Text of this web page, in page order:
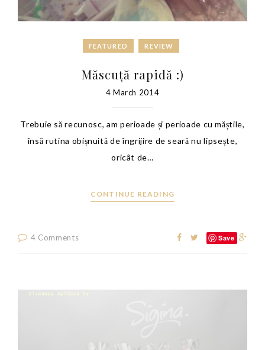
FEATURED REVIEW
Măscuță rapidă :)
4 March 2014
Trebuie să recunosc, am perioade și perioade cu măștile,
însă rutina obișnuită de îngrijire de seară nu lipsește,
oricât de…
CONTINUE READING
4 Comments Save